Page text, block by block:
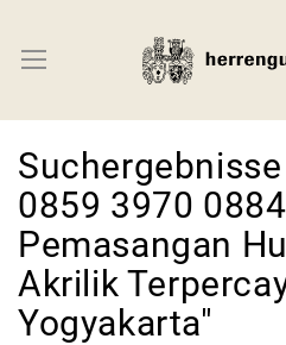
Inhalt
0859 3970
Pemasangan
Akrilik
Yogyakarta"